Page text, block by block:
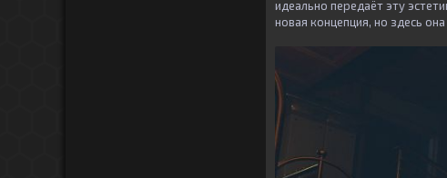
идеально передаёт эту
новая концепция, но здесь